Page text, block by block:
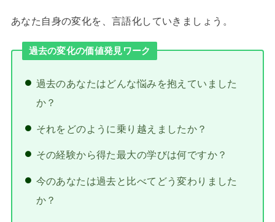
あなた自身の変化を、言語化していきましょう。
過去の変化の価値発見ワーク
過去のあなたはどんな悩みを抱えていました
か？
それをどのように乗り越えましたか？
その経験から得た最大の学びは何ですか？
今のあなたは過去と比べてどう変わりました
か？